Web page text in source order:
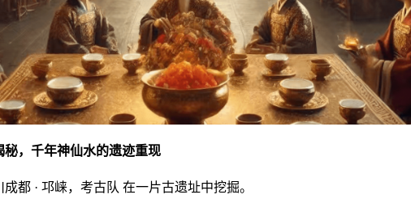
秘，千年神仙水的遗迹重现
都 · 邛崃，考古队 在一片古遗址中挖掘。